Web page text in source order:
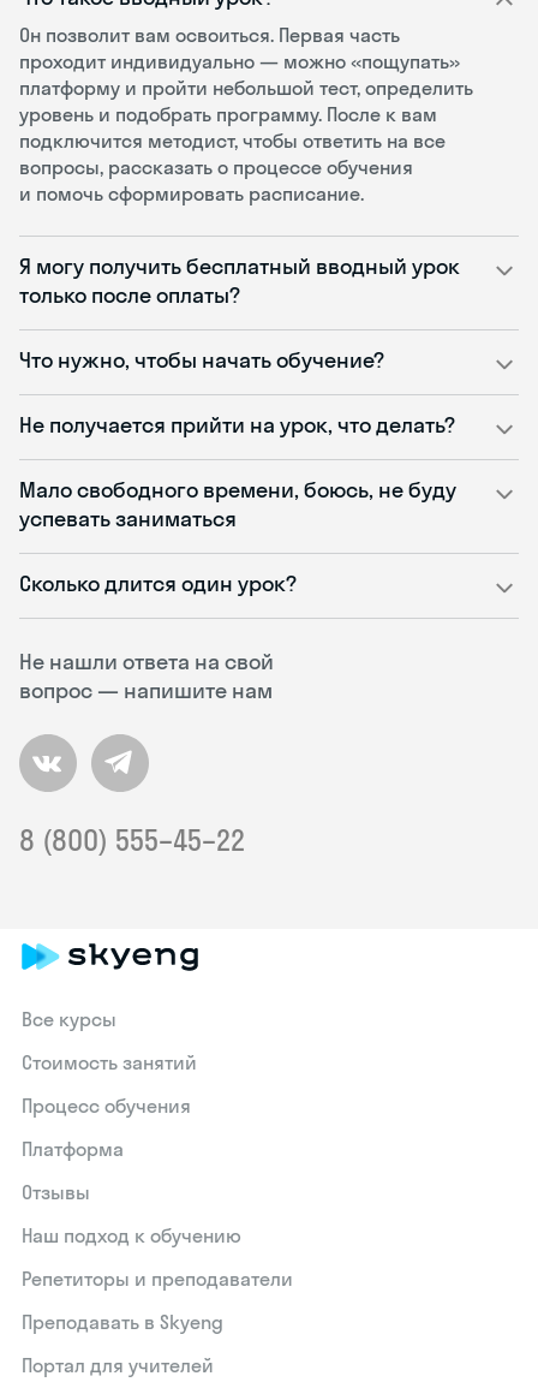
Не нашли ответа на свой
вопрос — напишите нам
8 (800) 555–45–22
Он позволит вам освоиться. Первая часть
проходит индивидуально — можно «пощупать»
платформу и пройти небольшой тест, определить
уровень и подобрать программу. После к вам
подключится методист, чтобы ответить на все
вопросы, рассказать о процессе обучения
и помочь сформировать расписание.
Я могу получить бесплатный вводный урок
только после оплаты?
Что нужно, чтобы начать обучение?
Не получается прийти на урок, что делать?
Мало свободного времени, боюсь, не буду
успевать заниматься
Сколько длится один урок?
Все курсы
Стоимость занятий
Процесс обучения
Платформа
Отзывы
Наш подход к обучению
Репетиторы и преподаватели
Преподавать в Skyeng
Портал для учителей